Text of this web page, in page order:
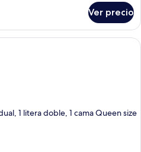
Ver precio
Un dormitorio con literas, un
1 litera doble, 1 cama Queen size